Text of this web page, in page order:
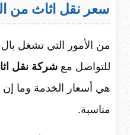
سعر نقل اثاث من
من الأمور التي تشغل بال
للتواصل مع شركة نقل
هي أسعار الخدمة وما إن
مناسبة.